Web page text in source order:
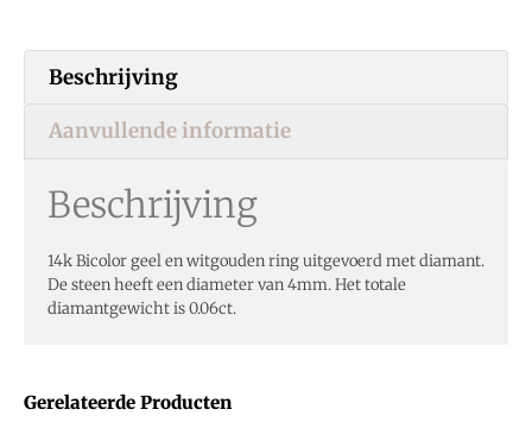
Gerelateerde Producten
Beschrijving
Aanvullende informatie
Beschrijving
14k Bicolor geel en witgouden ring uitgevoerd met diamant.
De steen heeft een diameter van 4mm. Het totale
diamantgewicht is 0.06ct.